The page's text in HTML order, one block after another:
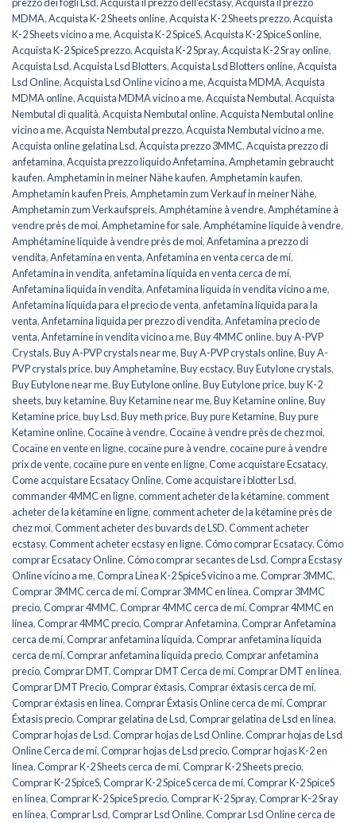
prezzo dei fogli Lsd,Acquista il prezzo dell'ecstasy,Acquista il prezzo
MDMA,Acquista K-2 Sheets online,Acquista K-2 Sheets prezzo,Acquista
K-2 Sheets vicino a me,Acquista K-2 SpiceS,Acquista K-2 SpiceS online,
Acquista K-2 SpiceS prezzo,Acquista K-2 Spray,Acquista K-2 Sray online,
Acquista Lsd,Acquista Lsd Blotters,Acquista Lsd Blotters online,Acquista
Lsd Online,Acquista Lsd Online vicino a me,Acquista MDMA,Acquista
MDMA online,Acquista MDMA vicino a me,Acquista Nembutal,Acquista
Nembutal di qualità,Acquista Nembutal online,Acquista Nembutal online
vicino a me,Acquista Nembutal prezzo,Acquista Nembutal vicino a me,
Acquista online gelatina Lsd,Acquista prezzo 3MMC,Acquista prezzo di
anfetamina,Acquista prezzo liquido Anfetamina,Amphetamin gebraucht
kaufen,Amphetamin in meiner Nähe kaufen,Amphetamin kaufen,
Amphetamin kaufen Preis,Amphetamin zum Verkauf in meiner Nähe,
Amphetamin zum Verkaufspreis,Amphétamine à vendre,Amphétamine à
vendre près de moi,Amphetamine for sale,Amphétamine liquide à vendre,
Amphétamine liquide à vendre près de moi,Anfetamina a prezzo di
vendita,Anfetamina en venta,Anfetamina en venta cerca de mí,
Anfetamina in vendita, anfetamina líquida en venta cerca de mí,
Anfetamina liquida in vendita,Anfetamina liquida in vendita vicino a me,
Anfetamina líquida para el precio de venta, anfetamina líquida para la
venta,Anfetamina liquida per prezzo di vendita,Anfetamina precio de
venta,Anfetamine in vendita vicino a me,Buy 4MMC online,buy A-PVP
Crystals,Buy A-PVP crystals near me,Buy A-PVP crystals online,Buy A-
PVP crystals price,buy Amphetamine,Buy ecstacy,Buy Eutylone crystals,
Buy Eutylone near me,Buy Eutylone online,Buy Eutylone price,buy K-2
sheets,buy ketamine,Buy Ketamine near me,Buy Ketamine online,Buy
Ketamine price,buy Lsd,Buy meth price,Buy pure Ketamine,Buy pure
Ketamine online,Cocaïne à vendre,Cocaïne à vendre près de chez moi,
Cocaïne en vente en ligne,cocaïne pure à vendre,cocaïne pure à vendre
prix de vente,cocaïne pure en vente en ligne,Come acquistare Ecsatacy,
Come acquistare Ecsatacy Online,Come acquistare i blotter Lsd,
commander 4MMC en ligne,comment acheter de la kétamine,comment
acheter de la kétamine en ligne,comment acheter de la kétamine près de
chez moi,Comment acheter des buvards de LSD,Comment acheter
ecstasy,Comment acheter ecstasy en ligne,Cómo comprar Ecsatacy,Cómo
comprar Ecsatacy Online,Cómo comprar secantes de Lsd,Compra Ecstasy
Online vicino a me,Compra Linea K-2 SpiceS vicino a me,Comprar 3MMC,
Comprar 3MMC cerca de mí,Comprar 3MMC en línea,Comprar 3MMC
precio,Comprar 4MMC,Comprar 4MMC cerca de mí,Comprar 4MMC en
línea,Comprar 4MMC precio,Comprar Anfetamina,Comprar Anfetamina
cerca de mí,Comprar anfetamina líquida,Comprar anfetamina líquida
cerca de mí,Comprar anfetamina líquida precio,Comprar anfetamina
precio,Comprar DMT,Comprar DMT Cerca de mí,Comprar DMT en línea,
Comprar DMT Precio,Comprar éxtasis,Comprar éxtasis cerca de mí,
Comprar éxtasis en línea,Comprar Éxtasis Online cerca de mí,Comprar
Éxtasis precio,Comprar gelatina de Lsd,Comprar gelatina de Lsd en línea,
Comprar hojas de Lsd,Comprar hojas de Lsd Online,Comprar hojas de Lsd
Online Cerca de mí,Comprar hojas de Lsd precio,Comprar hojas K-2 en
línea,Comprar K-2 Sheets cerca de mí,Comprar K-2 Sheets precio,
Comprar K-2 SpiceS,Comprar K-2 SpiceS cerca de mí,Comprar K-2 SpiceS
en línea,Comprar K-2 SpiceS precio,Comprar K-2 Spray,Comprar K-2 Sray
en línea,Comprar Lsd,Comprar Lsd Online,Comprar Lsd Online cerca de